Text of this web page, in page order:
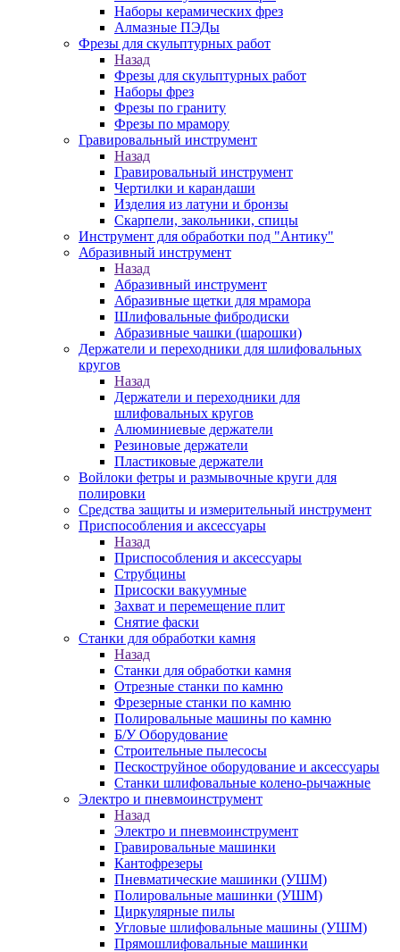
Наборы керамических фрез
Алмазные ПЭДы
Фрезы для скульптурных работ
Назад
Фрезы для скульптурных работ
Наборы фрез
Фрезы по граниту
Фрезы по мрамору
Гравировальный инструмент
Назад
Гравировальный инструмент
Чертилки и карандаши
Изделия из латуни и бронзы
Скарпели, закольники, спицы
Инструмент для обработки под "Антику"
Абразивный инструмент
Назад
Абразивный инструмент
Абразивные щетки для мрамора
Шлифовальные фибродиски
Абразивные чашки (шарошки)
Держатели и переходники для шлифовальных
кругов
Назад
Держатели и переходники для
шлифовальных кругов
Алюминиевые держатели
Резиновые держатели
Пластиковые держатели
Войлоки фетры и размывочные круги для
полировки
Средства защиты и измерительный инструмент
Приспособления и аксессуары
Назад
Приспособления и аксессуары
Струбцины
Присоски вакуумные
Захват и перемещение плит
Снятие фаски
Станки для обработки камня
Назад
Станки для обработки камня
Отрезные станки по камню
Фрезерные станки по камню
Полировальные машины по камню
Б/У Оборудование
Строительные пылесосы
Пескоструйное оборудование и аксессуары
Станки шлифовальные колено-рычажные
Электро и пневмоинструмент
Назад
Электро и пневмоинструмент
Гравировальные машинки
Кантофрезеры
Пневматические машинки (УШМ)
Полировальные машинки (УШМ)
Циркулярные пилы
Угловые шлифовальные машины (УШМ)
Прямошлифовальные машинки